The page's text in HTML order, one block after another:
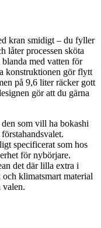
kran smidigt – du fyller
låter processen sköta
med vatten för
konstruktionen gör flytt
på 9,6 liter räcker gott
gör att du gärna
som vill ha bokashi
specificerat som hos
för nybörjare.
det där lilla extra i
klimatsmart material
valen.